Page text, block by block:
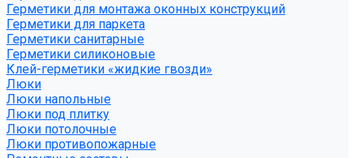
Герметики для монтажа оконных конструкций
Герметики для паркета
Герметики санитарные
Герметики силиконовые
Клей-герметики «жидкие гвозди»
Люки
Люки напольные
Люки под плитку
Люки потолочные
Люки противопожарные